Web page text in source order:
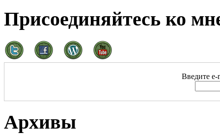
Присоединяйтесь ко
Введите e-
Архивы